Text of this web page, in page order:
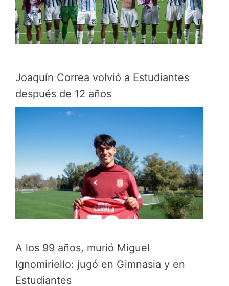
Joaquín Correa volvió a Estudiantes
después de 12 años
A los 99 años, murió Miguel
Ignomiriello: jugó en Gimnasia y en
Estudiantes